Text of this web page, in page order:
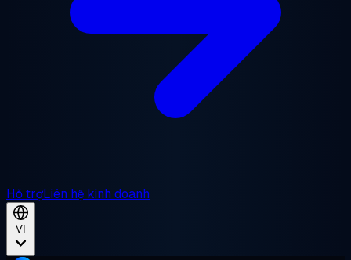
Hỗ trợLiên hệ kinh doanh
VI